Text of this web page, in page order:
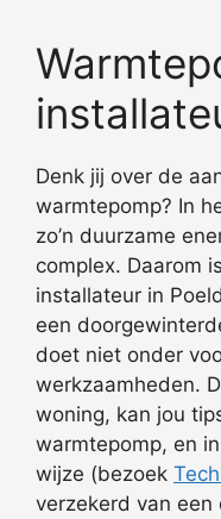
Denk jij over de
warmtepomp? In
zo’n duurzame
complex. Daarom
installateur in
een
doet niet onder
werkzaamheden.
woning, kan jou
warmtepomp, en
wijze (bezoek
verzekerd van